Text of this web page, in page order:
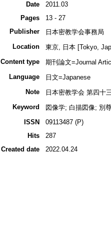
Date
2011.03
Pages
13 - 27
Publisher
日本密教学会事務局
Location
東京, 日本 [Tokyo,
Content type
期刊論文=Journal
Language
日文=Japanese
Note
日本密教学会 第四十
Keyword
図像学; 白描図像; 別
ISSN
09113487 (P)
Hits
287
Created date
2022.04.24